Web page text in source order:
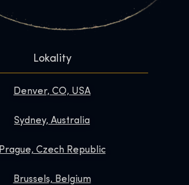
Lokality
Denver, CO, USA
Sydney, Australia
Prague, Czech Republic
Brussels, Belgium